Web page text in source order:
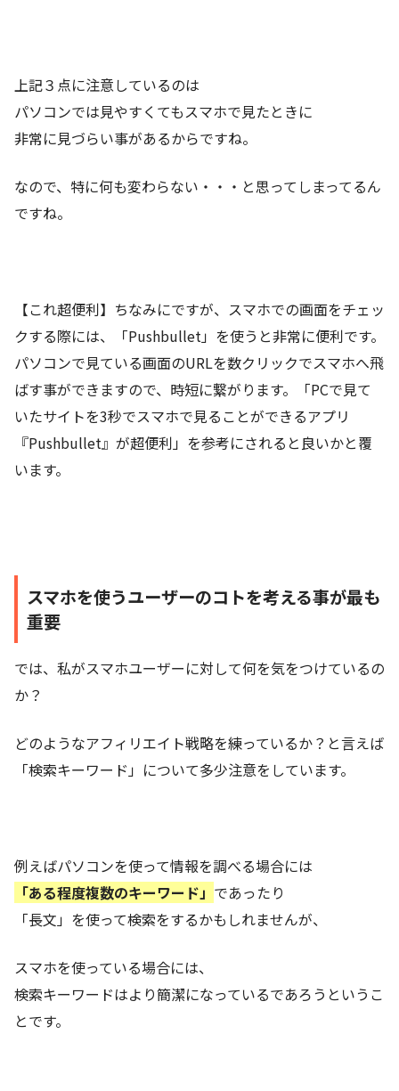
上記３点に注意しているのは
パソコンでは見やすくてもスマホで見たときに
非常に見づらい事があるからですね。
なので、特に何も変わらない・・・と思ってしまってるん
ですね。
【これ超便利】ちなみにですが、スマホでの画面をチェッ
クする際には、「Pushbullet」を使うと非常に便利です。
パソコンで見ている画面のURLを数クリックでスマホへ飛
ばす事ができますので、時短に繋がります。「PCで見て
いたサイトを3秒でスマホで見ることができるアプリ
『Pushbullet』が超便利」を参考にされると良いかと覆
います。
スマホを使うユーザーのコトを考える事が最も
重要
では、私がスマホユーザーに対して何を気をつけているの
か？
どのようなアフィリエイト戦略を練っているか？と言えば
「検索キーワード」について多少注意をしています。
例えばパソコンを使って情報を調べる場合には
「ある程度複数のキーワード」 であったり
「長文」を使って検索をするかもしれませんが、
スマホを使っている場合には、
検索キーワードはより簡潔になっているであろうというこ
とです。